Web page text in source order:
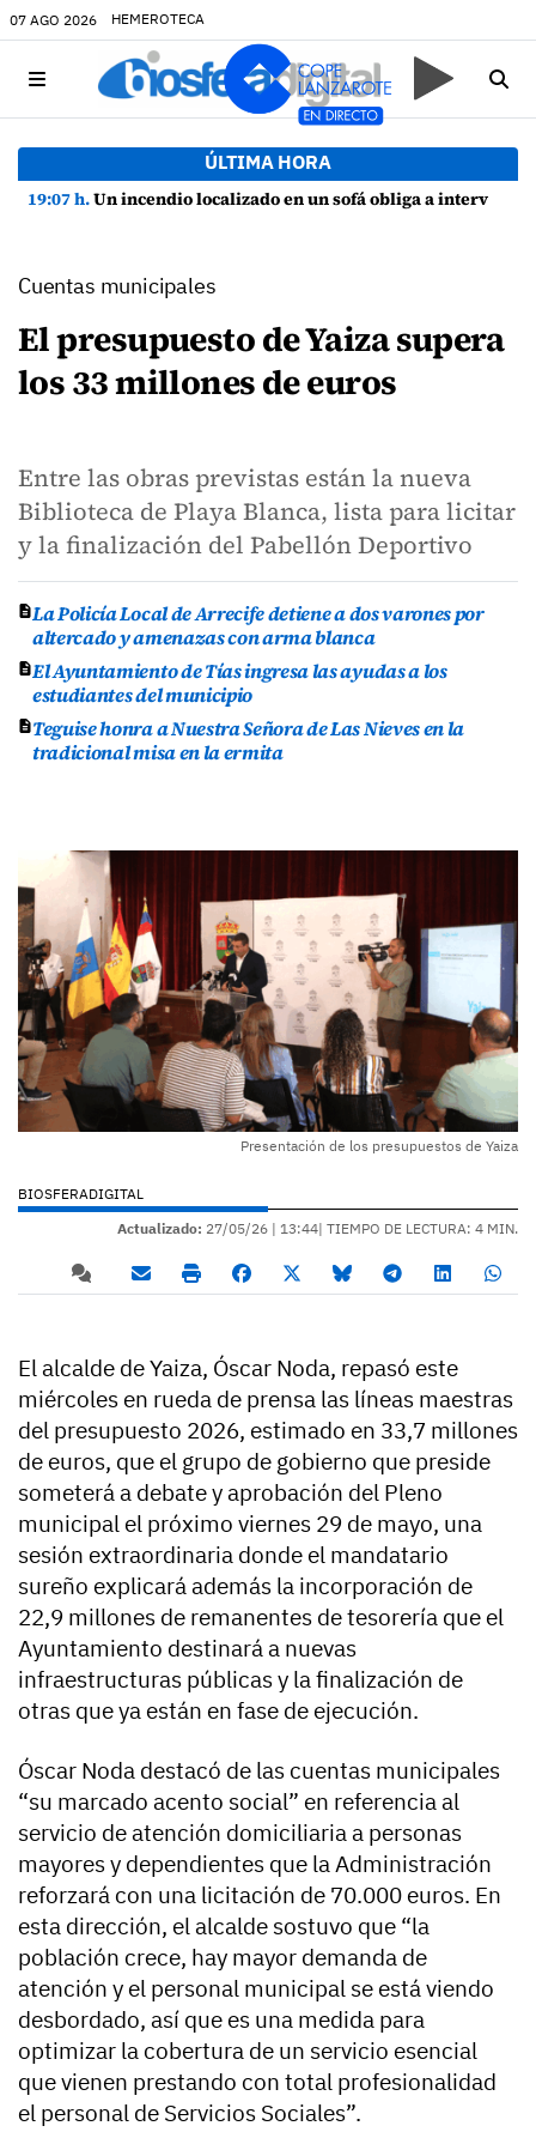
07 AGO 2026 HEMEROTECA
ÚLTIMA HORA
19:07 h.Un incendio localizado en un sofá obliga a intervenir en una vivienda de Playa Honda
Cuentas municipales
El presupuesto de Yaiza supera
los 33 millones de euros
Entre las obras previstas están la nueva
Biblioteca de Playa Blanca, lista para licitar
y la finalización del Pabellón Deportivo
La Policía Local de Arrecife detiene a dos varones por
altercado y amenazas con arma blanca
El Ayuntamiento de Tías ingresa las ayudas a los
estudiantes del municipio
Teguise honra a Nuestra Señora de Las Nieves en la
tradicional misa en la ermita
Presentación de los presupuestos de Yaiza
BIOSFERADIGITAL
Actualizado: 27/05/26 | 13:44| TIEMPO DE LECTURA: 4 MIN.
El alcalde de Yaiza, Óscar Noda, repasó este
miércoles en rueda de prensa las líneas maestras
del presupuesto 2026, estimado en 33,7 millones
de euros, que el grupo de gobierno que preside
someterá a debate y aprobación del Pleno
municipal el próximo viernes 29 de mayo, una
sesión extraordinaria donde el mandatario
sureño explicará además la incorporación de
22,9 millones de remanentes de tesorería que el
Ayuntamiento destinará a nuevas
infraestructuras públicas y la finalización de
otras que ya están en fase de ejecución.
Óscar Noda destacó de las cuentas municipales
“su marcado acento social” en referencia al
servicio de atención domiciliaria a personas
mayores y dependientes que la Administración
reforzará con una licitación de 70.000 euros. En
esta dirección, el alcalde sostuvo que “la
población crece, hay mayor demanda de
atención y el personal municipal se está viendo
desbordado, así que es una medida para
optimizar la cobertura de un servicio esencial
que vienen prestando con total profesionalidad
el personal de Servicios Sociales”.